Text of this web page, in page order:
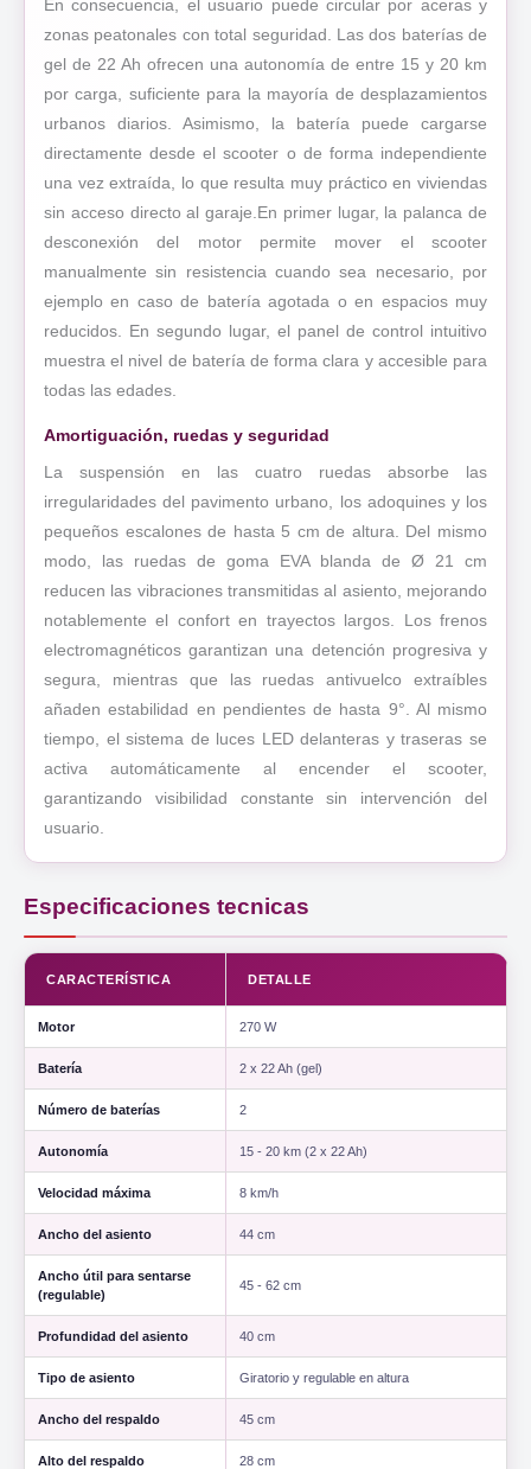
En consecuencia, el usuario puede circular por aceras y
zonas peatonales con total seguridad. Las dos baterías de
gel de 22 Ah ofrecen una autonomía de entre 15 y 20 km
por carga, suficiente para la mayoría de desplazamientos
urbanos diarios. Asimismo, la batería puede cargarse
directamente desde el scooter o de forma independiente
una vez extraída, lo que resulta muy práctico en viviendas
sin acceso directo al garaje.En primer lugar, la palanca de
desconexión del motor permite mover el scooter
manualmente sin resistencia cuando sea necesario, por
ejemplo en caso de batería agotada o en espacios muy
reducidos. En segundo lugar, el panel de control intuitivo
muestra el nivel de batería de forma clara y accesible para
todas las edades.
Amortiguación, ruedas y seguridad
La suspensión en las cuatro ruedas absorbe las
irregularidades del pavimento urbano, los adoquines y los
pequeños escalones de hasta 5 cm de altura. Del mismo
modo, las ruedas de goma EVA blanda de Ø 21 cm
reducen las vibraciones transmitidas al asiento, mejorando
notablemente el confort en trayectos largos. Los frenos
electromagnéticos garantizan una detención progresiva y
segura, mientras que las ruedas antivuelco extraíbles
añaden estabilidad en pendientes de hasta 9°. Al mismo
tiempo, el sistema de luces LED delanteras y traseras se
activa automáticamente al encender el scooter,
garantizando visibilidad constante sin intervención del
usuario.
Especificaciones tecnicas
CARACTERÍSTICA DETALLE
Motor 270 W
Batería 2 x 22 Ah (gel)
Número de baterías 2
Autonomía 15 - 20 km (2 x 22 Ah)
Velocidad máxima 8 km/h
Ancho del asiento 44 cm
Ancho útil para sentarse
(regulable)
45 - 62 cm
Profundidad del asiento 40 cm
Tipo de asiento Giratorio y regulable en altura
Ancho del respaldo 45 cm
Alto del respaldo 28 cm